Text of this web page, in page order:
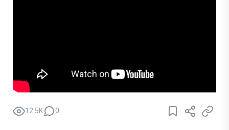
12.5K 0